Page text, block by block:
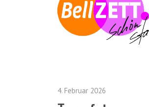
4. Februar 2026